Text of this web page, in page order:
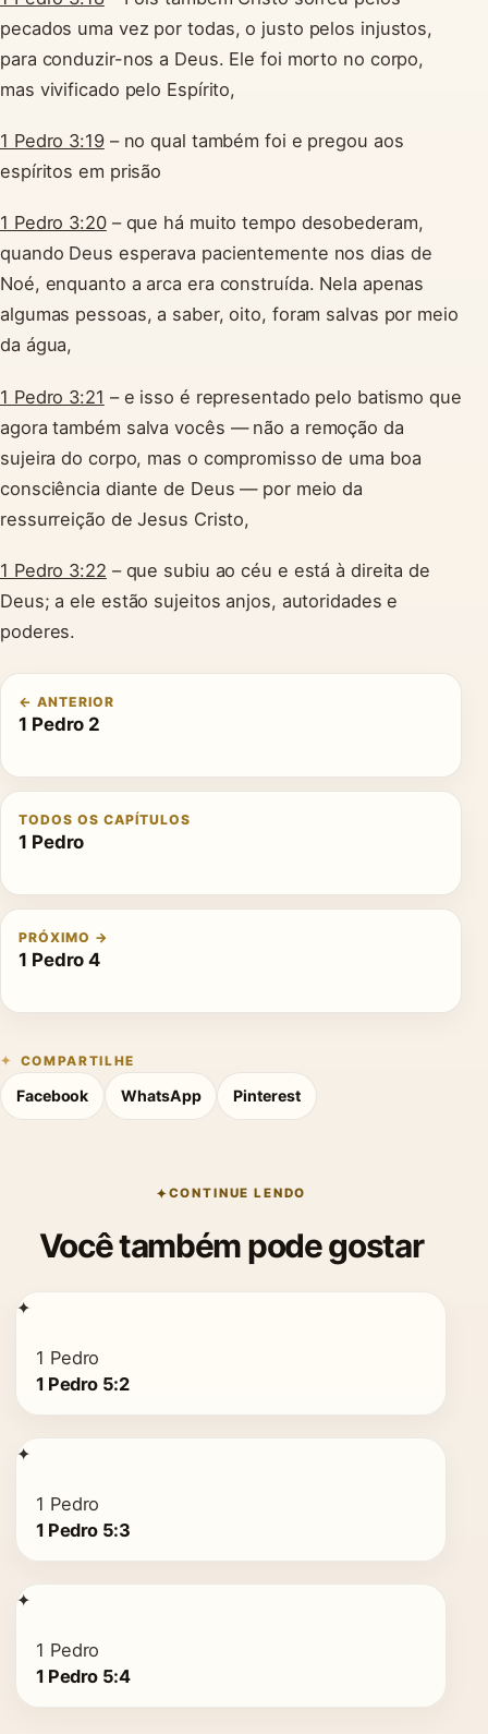
pecados uma vez por todas, o justo pelos injustos,
para conduzir-nos a Deus. Ele foi morto no corpo,
mas vivificado pelo Espírito,
1 Pedro 3:19– no qual também foi e pregou aos
espíritos em prisão
1 Pedro 3:20– que há muito tempo desobederam,
quando Deus esperava pacientemente nos dias de
Noé, enquanto a arca era construída. Nela apenas
algumas pessoas, a saber, oito, foram salvas por meio
da água,
1 Pedro 3:21 – e isso é representado pelo batismo que
agora também salva vocês — não a remoção da
sujeira do corpo, mas o compromisso de uma boa
consciência diante de Deus — por meio da
ressurreição de Jesus Cristo,
1 Pedro 3:22 – que subiu ao céu e está à direita de
Deus; a ele estão sujeitos anjos, autoridades e
poderes.
← ANTERIOR
1 Pedro 2
TODOS OS CAPÍTULOS
1 Pedro
PRÓXIMO →
1 Pedro 4
COMPARTILHE
Facebook WhatsApp Pinterest
CONTINUE LENDO
Você também pode gostar
✦
1 Pedro
1 Pedro 5:2
✦
1 Pedro
1 Pedro 5:3
✦
1 Pedro
1 Pedro 5:4